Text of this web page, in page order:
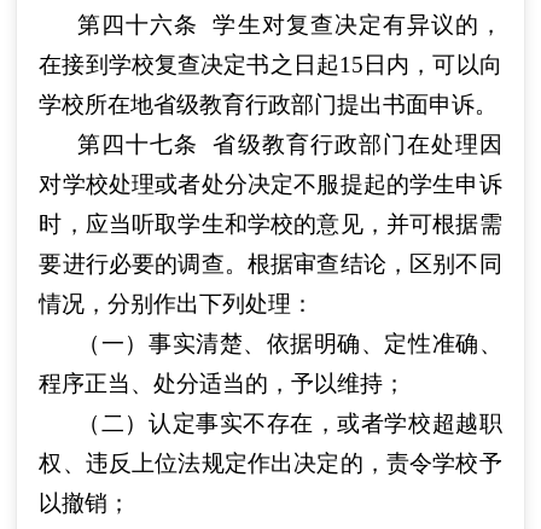
第四十六条
学生对复查决定有异议的，
在接到学校复查决定书之日起15日内，可以向
学校所在地省级教育行政部门提出书面申诉。
第四十七条
省级教育行政部门在处理因
对学校处理或者处分决定不服提起的学生申诉
时，应当听取学生和学校的意见，并可根据需
要进行必要的调查。根据审查结论，区别不同
情况，分别作出下列处理：
（一）事实清楚、依据明确、定性准确、
程序正当、处分适当的，予以维持；
（二）认定事实不存在，或者学校超越职
权、违反上位法规定作出决定的，责令学校予
以撤销；